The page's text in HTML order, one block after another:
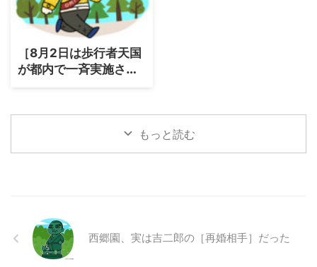
［8月2日は歩行者天国
が都内で一斉実施され
た日］都内が人の街に
もっと読む
西郷園、実は吉二郎の［再婚相手］だった